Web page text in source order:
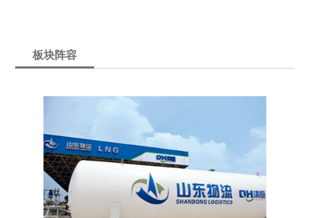
板块阵容
山东物流集团(青岛)有限公司
以 “物流运输、大宗商品贸易、金融服